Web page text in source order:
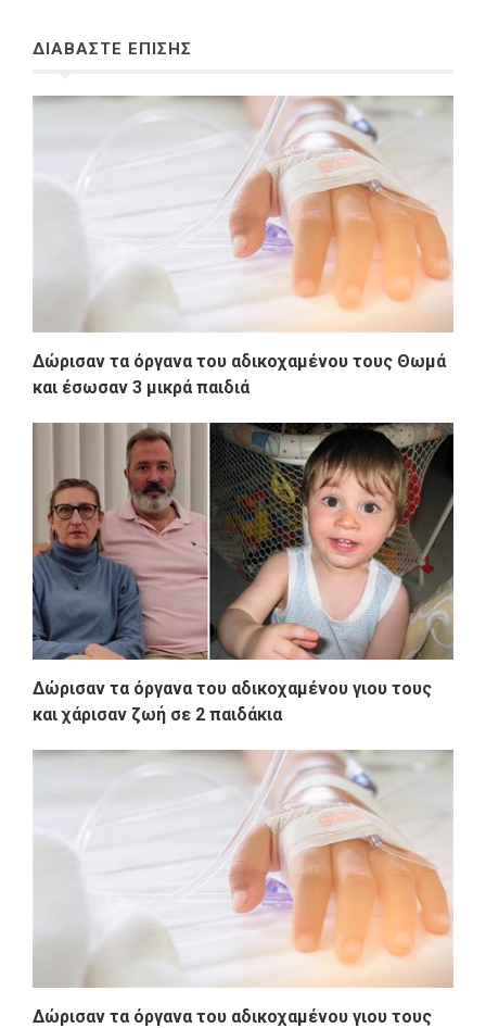
ΔΙΑΒΑΣΤΕ ΕΠΙΣΗΣ
Δώρισαν τα όργανα του αδικοχαμένου τους Θωμά
και έσωσαν 3 μικρά παιδιά
Δώρισαν τα όργανα του αδικοχαμένου γιου τους
και χάρισαν ζωή σε 2 παιδάκια
Δώρισαν τα όργανα του αδικοχαμένου γιου τους